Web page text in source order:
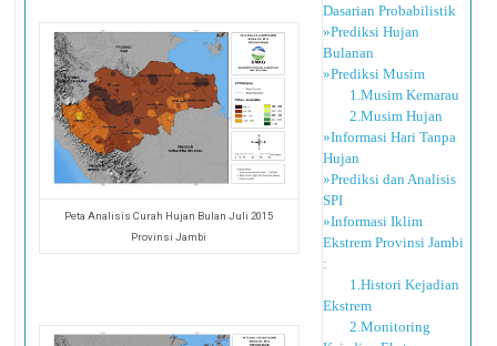
Peta Analisis Curah Hujan Bulan Juli 2015
Provinsi Jambi
Dasarian Probabilistik
»Prediksi Hujan
Bulanan
»Prediksi Musim
1.Musim Kemarau
2.Musim Hujan
»Informasi Hari Tanpa
Hujan
»Prediksi dan Analisis
SPI
»Informasi Iklim
Ekstrem Provinsi Jambi
:
1.Histori Kejadian
Ekstrem
2.Monitoring